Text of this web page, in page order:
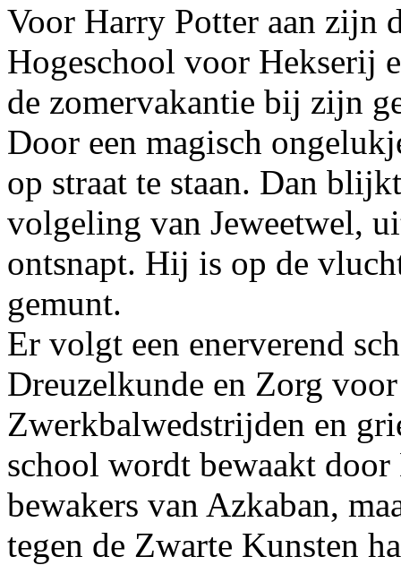
Voor Harry Potter aan zijn
Hogeschool voor Hekserij
de zomervakantie bij zijn
Door een magisch
op straat te staan. Dan
volgeling van Jeweetwel,
ontsnapt. Hij is op de
gemunt.
Er volgt een enerverend
Dreuzelkunde en Zorg
Zwerkbalwedstrijden en
school wordt bewaakt door
bewakers van Azkaban,
tegen de Zwarte Kunsten